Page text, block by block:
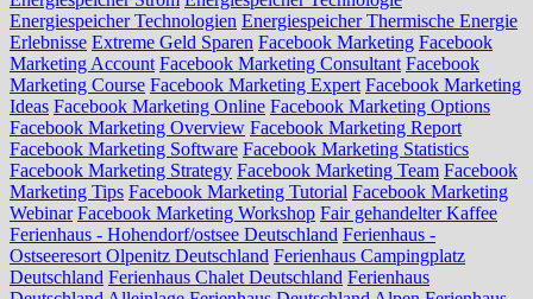
Energiespeicher Technologien Energiespeicher Thermische Energie
Erlebnisse Extreme Geld Sparen Facebook Marketing Facebook
Marketing Account Facebook Marketing Consultant Facebook
Marketing Course Facebook Marketing Expert Facebook Marketing
Ideas Facebook Marketing Online Facebook Marketing Options
Facebook Marketing Overview Facebook Marketing Report
Facebook Marketing Software Facebook Marketing Statistics
Facebook Marketing Strategy Facebook Marketing Team Facebook
Marketing Tips Facebook Marketing Tutorial Facebook Marketing
Webinar Facebook Marketing Workshop Fair gehandelter Kaffee
Ferienhaus - Hohendorf/ostsee Deutschland Ferienhaus -
Ostseeresort Olpenitz Deutschland Ferienhaus Campingplatz
Deutschland Ferienhaus Chalet Deutschland Ferienhaus